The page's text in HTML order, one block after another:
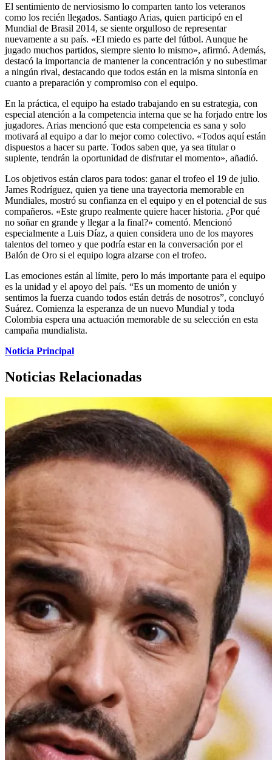
El sentimiento de nerviosismo lo comparten tanto los veteranos
como los recién llegados. Santiago Arias, quien participó en el
Mundial de Brasil 2014, se siente orgulloso de representar
nuevamente a su país. «El miedo es parte del fútbol. Aunque he
jugado muchos partidos, siempre siento lo mismo», afirmó. Además,
destacó la importancia de mantener la concentración y no subestimar
a ningún rival, destacando que todos están en la misma sintonía en
cuanto a preparación y compromiso con el equipo.
En la práctica, el equipo ha estado trabajando en su estrategia, con
especial atención a la competencia interna que se ha forjado entre los
jugadores. Arias mencionó que esta competencia es sana y solo
motivará al equipo a dar lo mejor como colectivo. «Todos aquí están
dispuestos a hacer su parte. Todos saben que, ya sea titular o
suplente, tendrán la oportunidad de disfrutar el momento», añadió.
Los objetivos están claros para todos: ganar el trofeo el 19 de julio.
James Rodríguez, quien ya tiene una trayectoria memorable en
Mundiales, mostró su confianza en el equipo y en el potencial de sus
compañeros. «Este grupo realmente quiere hacer historia. ¿Por qué
no soñar en grande y llegar a la final?» comentó. Mencionó
especialmente a Luis Díaz, a quien considera uno de los mayores
talentos del torneo y que podría estar en la conversación por el
Balón de Oro si el equipo logra alzarse con el trofeo.
Las emociones están al límite, pero lo más importante para el equipo
es la unidad y el apoyo del país. “Es un momento de unión y
sentimos la fuerza cuando todos están detrás de nosotros”, concluyó
Suárez. Comienza la esperanza de un nuevo Mundial y toda
Colombia espera una actuación memorable de su selección en esta
campaña mundialista.
Noticia Principal
Noticias Relacionadas